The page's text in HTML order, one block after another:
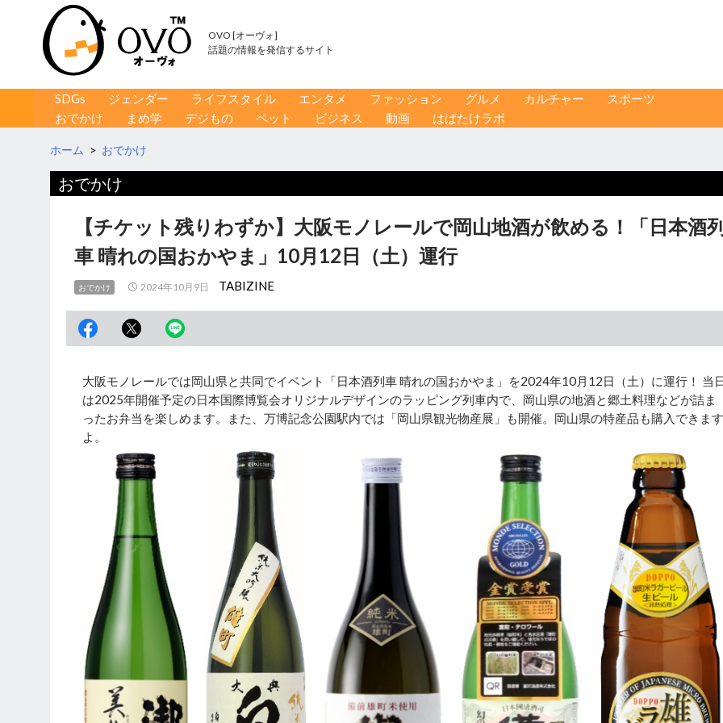
OVO [オーヴォ]
話題の情報を発信するサイト
コンテンツへ移動
SDGs ジェンダー ライフスタイル エンタメ ファッション グルメ カルチャー
スポーツ
おでかけ
まめ学 デジもの ペット ビジネス 動画 はばたけラボ
ホーム > おでかけ
おでかけ
【チケット残りわずか】大阪モノレールで岡山地酒が飲める！「日本酒
車 晴れの国おかやま」10月12日（土）運行
おでかけ 2024年10月9日 TABIZINE
大阪モノレールでは岡山県と共同でイベント「日本酒列車 晴れの国おかやま」を2024年10月12日（土）に運行！ 当
は2025年開催予定の日本国際博覧会オリジナルデザインのラッピング列車内で、岡山県の地酒と郷土料理などが詰ま
ったお弁当を楽しめます。また、万博記念公園駅内では「岡山県観光物産展」も開催。岡山県の特産品も購入できます
よ。